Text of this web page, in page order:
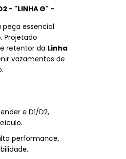
- "LINHA G" -
peça essencial
Projetado
retentor da Linha
vazamentos de
e D1/D2,
performance,